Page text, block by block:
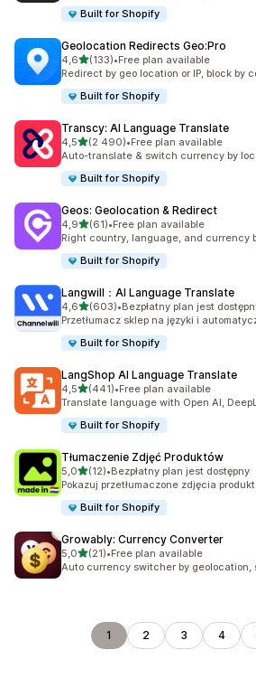
Built for Shopify
Geolocation Redirects Geo:Pro
4,6na 5 gwiazdek
(133)
Łączna liczba recenzji: 133
•Free plan available
Redirect by geo location or IP, block by
Built for Shopify
Transcy: AI Language Translate
4,5na 5 gwiazdek
(2 490)
Łączna liczba recenzji: 2490
•Free plan available
Auto-translate & switch currency by
Built for Shopify
Geos: Geolocation & Redirect
4,9na 5 gwiazdek
(61)
Łączna liczba recenzji: 61
•Free plan available
Right country, language, and currency
Built for Shopify
Langwill：AI Language Translate
4,6na 5 gwiazdek
(603)
Łączna liczba recenzji: 603
•Bezpłatny plan jest
Przetłumacz sklep na języki i
Built for Shopify
LangShop AI Language Translate
4,5na 5 gwiazdek
(441)
Łączna liczba recenzji: 441
•Free plan available
Translate language with Open AI,
Built for Shopify
Tłumaczenie Zdjęć Produktów
5,0na 5 gwiazdek
(12)
Łączna liczba recenzji: 12
•Bezpłatny plan jest dostępny
Pokazuj przetłumaczone zdjęcia
Built for Shopify
Growably: Currency Converter
5,0na 5 gwiazdek
(21)
Łączna liczba recenzji: 21
•Free plan available
Auto currency switcher by geolocation,
1 2 3 4